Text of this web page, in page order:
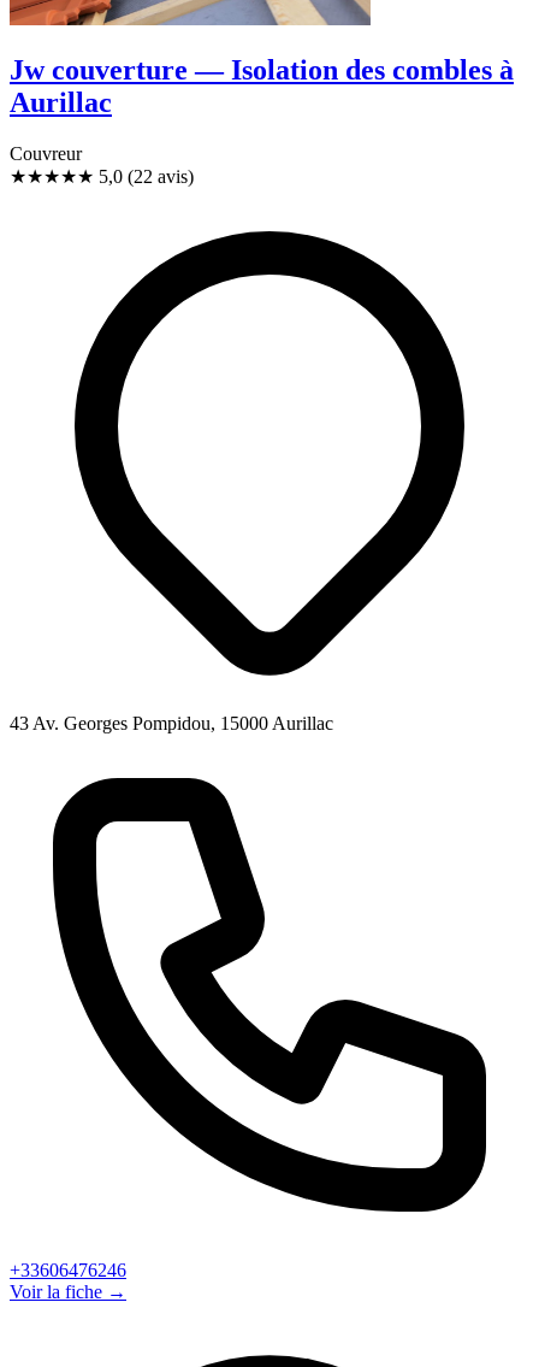
Jw couverture — Isolation des combles à
Aurillac
Couvreur
★★★★★ 5,0 (22 avis)
43 Av. Georges Pompidou, 15000 Aurillac
+33606476246
Voir la fiche →